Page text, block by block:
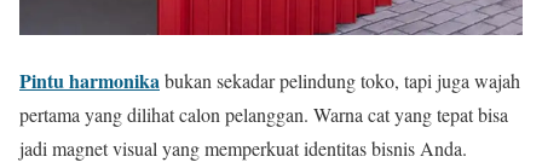
Pintu harmonikabukan sekadar pelindung toko, tapi juga wajah
pertama yang dilihat calon pelanggan. Warna cat yang tepat bisa
jadi magnet visual yang memperkuat identitas bisnis Anda.